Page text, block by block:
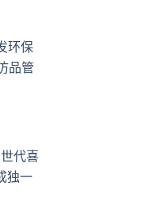
环保
品管
世代喜
独一